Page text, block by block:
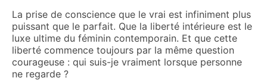
La prise de conscience que le vrai est infiniment plus
puissant que le parfait. Que la liberté intérieure est le
luxe ultime du féminin contemporain. Et que cette
liberté commence toujours par la même question
courageuse : qui suis-je vraiment lorsque personne
ne regarde ?